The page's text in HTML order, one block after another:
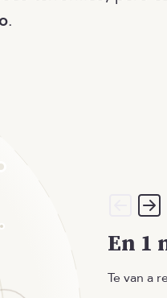
.
En 1
Te van a